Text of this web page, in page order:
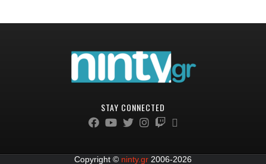
STAY CONNECTED
Copyright © ninty.gr 2006-2026